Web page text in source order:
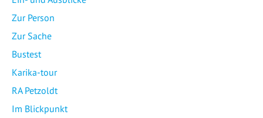
Zur Person
Zur Sache
Bustest
Karika-tour
RA Petzoldt
Im Blickpunkt